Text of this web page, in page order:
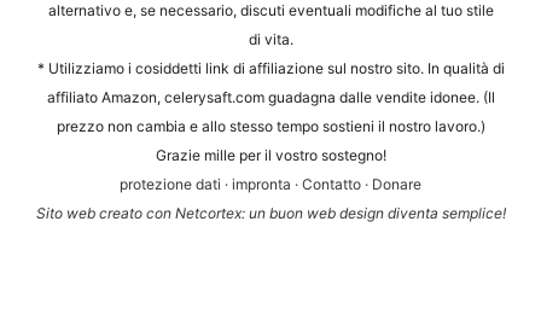
alter­na­tivo e, se neces­sa­rio, dis­cu­ti even­tua­li modi­fi­che al tuo sti­le
di vita.
* Uti­liz­zia­mo i cosid­det­ti link di affi­lia­zio­ne sul nos­tro sito. In qua­li­tà di
affi­li­a­to Ama­zon, cele​ry​saft​.com gua­d­a­gna dal­le ven­dite ido­nee. (Il
prez­zo non cam­bia e allo stes­so tem­po sos­ti­eni il nos­tro lavoro.)
Gra­zie mil­le per il vos­tro sostegno!
pro­te­zio­ne dati · impron­ta · Con­tat­to · Dona­re
Sito web crea­to con Net­cortex: un buon web design diven­ta semplice!